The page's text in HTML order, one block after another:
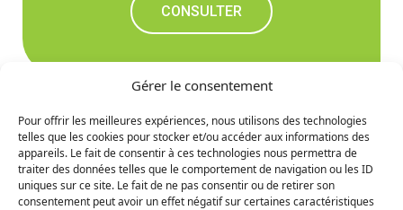
Gérer le consentement
Pour offrir les meilleures expériences, nous utilisons des technologies
telles que les cookies pour stocker et/ou accéder aux informations des
appareils. Le fait de consentir à ces technologies nous permettra de
traiter des données telles que le comportement de navigation ou les ID
uniques sur ce site. Le fait de ne pas consentir ou de retirer son
consentement peut avoir un effet négatif sur certaines caractéristiques
CONSULTER
Ne manquez rien des
prochaines nouvelles